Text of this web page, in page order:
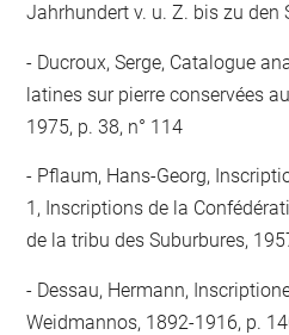
Jahrhundert v. u. Z. bis zu den
Ducroux, Serge, Catalogue
latines sur pierre conservées
1975, p. 38, n° 114
Pflaum, Hans-Georg,
1, Inscriptions de la
de la tribu des Suburbures,
Dessau, Hermann,
Weidmannos, 1892-1916, p.